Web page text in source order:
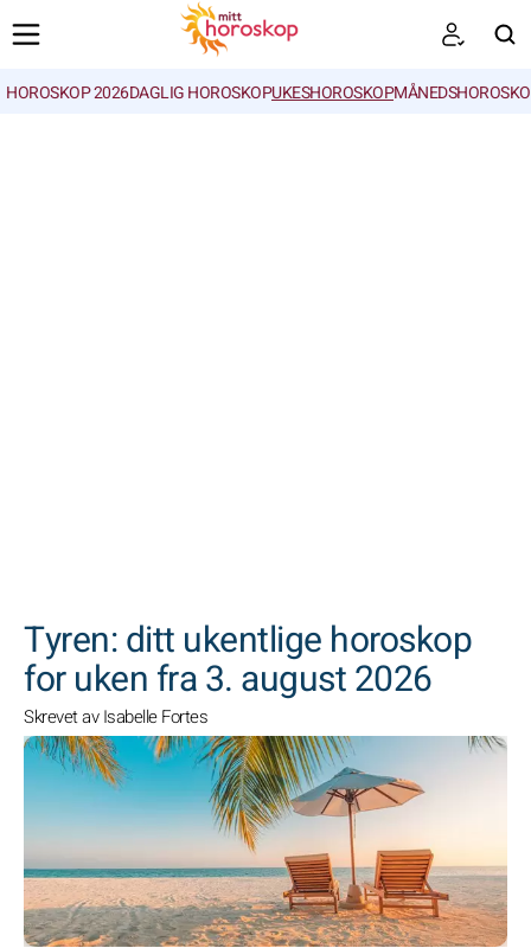
HOROSKOP 2026DAGLIG HOROSKOPUKESHOROSKOP
Tyren: ditt ukentlige horoskop
for uken fra 3. august 2026
Skrevet av Isabelle Fortes